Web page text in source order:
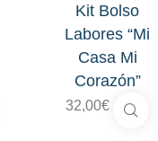
Kit Bolso
Labores “Mi
Casa Mi
Corazón”
32,00€